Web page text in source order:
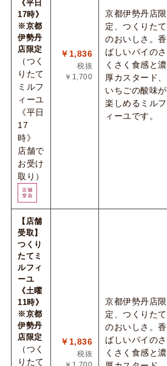
《平日
17時》
※京都
伊勢丹
店限定
（つく
りたて
ミルフ
ィーユ
《平日
17
時》
店舗で
お受け
取り）
￥1,836
税抜
￥1,700
京都伊勢丹店限
定、つくりたて
のおいしさ。香
ばしいパイのさ
くさく食感と濃
厚カスタード、
いちごの酸味が
楽しめるミルフ
ィーユです。
【店舗
受取】
つくり
たてミ
ルフィ
ーユ
《土曜
11時》
※京都
伊勢丹
店限定
（つく
りたて
￥1,836
税抜
京都伊勢丹店限
定、つくりたて
のおいしさ。香
ばしいパイのさ
くさく食感と濃